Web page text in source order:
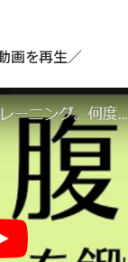
画を再生／